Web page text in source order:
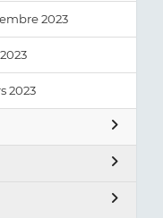
2023
2023